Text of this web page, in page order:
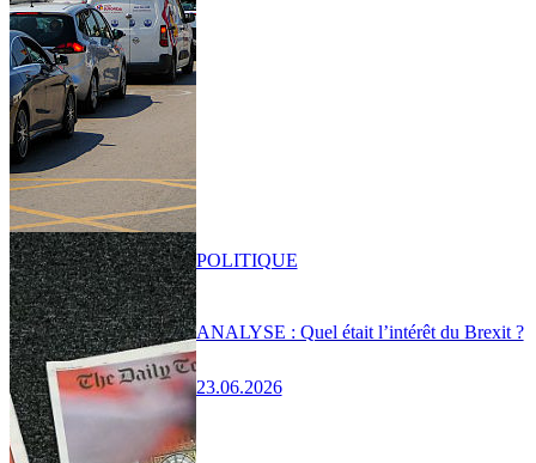
ANALYSE : Quel était l’intérêt du Brexit ?
23.06.2026
POLITIQUE